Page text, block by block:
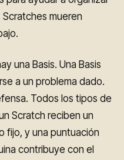
Scratches mueren
una Basis. Una Basis
a un problema dado.
Todos los tipos de
Scratch reciben un
fijo, y una puntuación
contribuye con el